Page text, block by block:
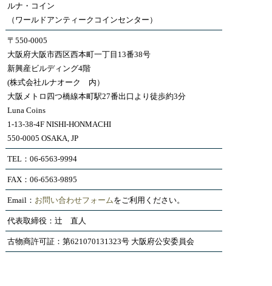
ルナ・コイン
（ワールドアンティークコインセンター）
〒550-0005
大阪府大阪市西区西本町一丁目13番38号
新興産ビルディング4階
(株式会社ルナオーク 内）
大阪メトロ四つ橋線本町駅27番出口より徒歩約3分
Luna Coins
1-13-38-4F NISHI-HONMACHI
550-0005 OSAKA, JP
TEL：06-6563-9994
FAX：06-6563-9895
Email： お問い合わせフォームをご利用ください。
代表取締役：辻 直人
古物商許可証：第621070131323号 大阪府公安委員会